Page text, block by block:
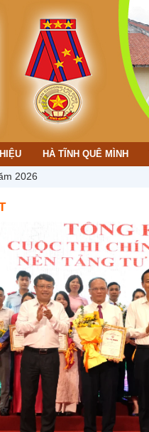
HÀ TĨNH QUÊ MÌNH
2026